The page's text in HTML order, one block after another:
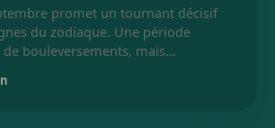
promet un tournant décisif
du zodiaque. Une période
bouleversements, mais…